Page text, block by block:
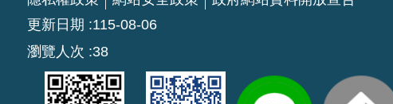
更新日期
115-08-06
瀏覽人次
38